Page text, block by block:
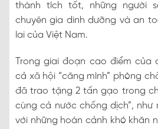
thành tích tốt, những người
chuyên gia dinh dưỡng và an
lai của Việt Nam.
Trong giai đoạn cao điểm của
cả xã hội “căng mình” phòng
đã trao tặng 2 tấn gạo trong
cùng cả nước chống dịch”, như
với những hoàn cảnh khó khăn